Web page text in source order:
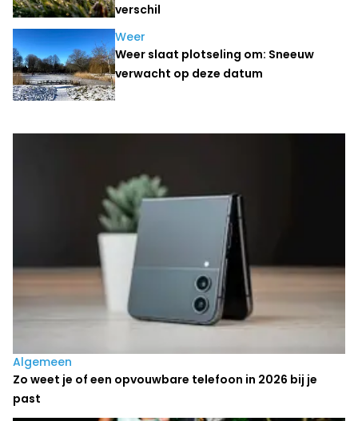
verschil
Weer
Weer slaat plotseling om: Sneeuw
verwacht op deze datum
Laatste nieuws
Algemeen
Zo weet je of een opvouwbare telefoon in 2026 bij je
past